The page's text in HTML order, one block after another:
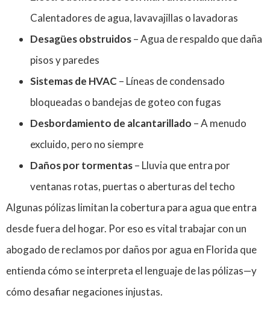
Calentadores de agua, lavavajillas o lavadoras
Desagües obstruidos– Agua de respaldo que daña
pisos y paredes
Sistemas de HVAC – Líneas de condensado
bloqueadas o bandejas de goteo con fugas
Desbordamiento de alcantarillado – A menudo
excluido, pero no siempre
Daños por tormentas– Lluvia que entra por
ventanas rotas, puertas o aberturas del techo
Algunas pólizas limitan la cobertura para agua que entra
desde fuera del hogar. Por eso es vital trabajar con un
abogado de reclamos por daños por agua en Florida que
entienda cómo se interpreta el lenguaje de las pólizas—y
cómo desafiar negaciones injustas.